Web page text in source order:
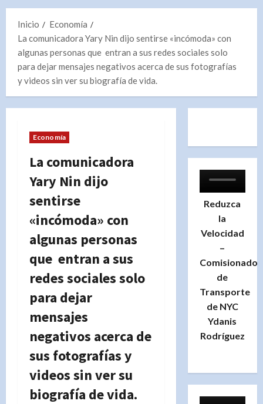
Inicio
Economía
La comunicadora Yary Nin dijo sentirse «incómoda» con
algunas personas que entran a sus redes sociales solo
para dejar mensajes negativos acerca de sus fotografías
y videos sin ver su biografía de vida.
Economía
La comunicadora
Yary Nin dijo
sentirse
«incómoda» con
algunas personas
que entran a sus
redes sociales solo
para dejar
mensajes
negativos acerca de
sus fotografías y
videos sin ver su
biografía de vida.
Reduzca
la
Velocidad
–
Comisionado
de
Transporte
de NYC
Ydanis
Rodríguez